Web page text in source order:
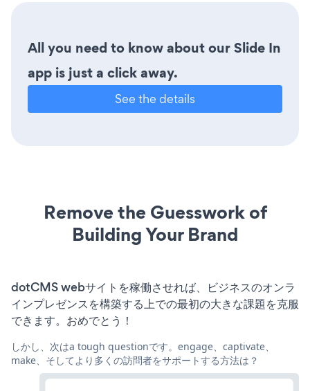
All you need to know about our Slide In
app is just a click away.
See the details
Remove the Guesswork of
Building Your Brand
dotCMS webサイトを稼働させれば、ビジネスのオンラ
インプレゼンスを構築する上での最初の大きな課題を克服
できます。おめでとう！
しかし、次はa tough questionです。engage、captivate、
make、そしてより多くの訪問者をサポートする方法は？